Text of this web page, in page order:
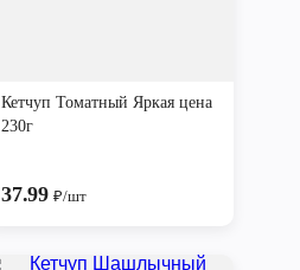
Кетчуп Томатный Яркая цена
230г
37.99 ₽/шт